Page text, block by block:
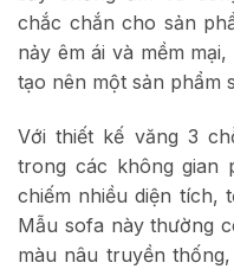
chắc chắn cho sản
nảy êm ái và mềm
tạo nên một sản phẩm
Với thiết kế văng 3
trong các không gian
chiếm nhiều diện tích,
Mẫu sofa này thường
màu nâu truyền